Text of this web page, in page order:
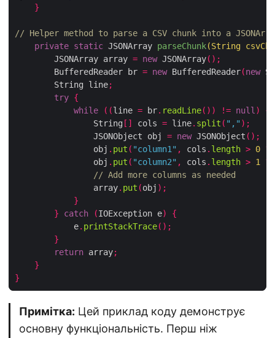
}
// Helper method to parse a CSV chunk into a
private static JSONArray parseChunk(String
        JSONArray array
= new JSONArray();
        BufferedReader br
= new BufferedReader(new
        String line
;
try {
while
((line = br. readLine()) != null )
{
                String
[] cols = line. split ( "," );
                JSONObject obj
= new JSONObject ();
                obj
. put ( "column1" , cols . length > 0 ?
                obj
. put ( "column2" , cols . length > 1 ?
// Add more columns as needed
                array
. put (obj );
}
}
catch (IOException e)
{
            e
. printStackTrace();
}
return array;
}
}
Примітка: Цей приклад коду демонструє
основну функціональність. Перш ніж